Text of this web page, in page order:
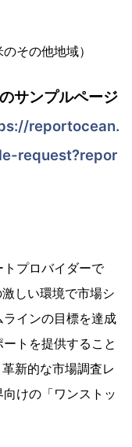
その他地域）
サンプルページ
reportocean.
request?repor
プロバイダーで
しい環境で市場シ
インの目標を達成
トを提供すること
新的な市場調査レ
けの「ワンストッ